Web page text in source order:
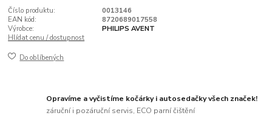
Číslo produktu:
0013146
EAN kód:
8720689017558
Výrobce:
PHILIPS AVENT
Hlídat cenu / dostupnost
Do oblíbených
Opravíme a vyčistíme kočárky i autosedačky všech značek!
záruční i pozáruční servis, ECO parní čištění